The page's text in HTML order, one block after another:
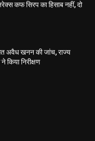
कफ सिरप का हिसाब नहीं, दो
अवैध खनन की जांच, राज्य
किया निरीक्षण